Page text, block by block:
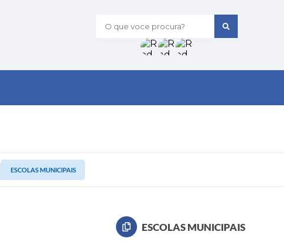
O que voce procura?
ESCOLAS MUNICIPAIS
ESCOLAS MUNICIPAIS